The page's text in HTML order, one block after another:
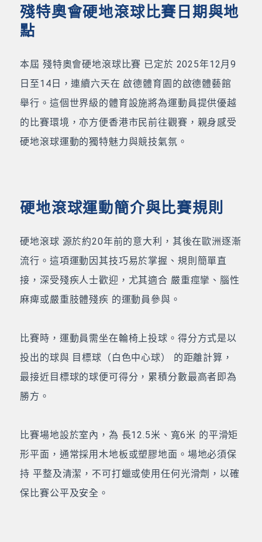
殘特奧會硬地滾球比賽日期與地
點
本屆 殘特奧會硬地滾球比賽 已定於 2025年12月9
日至14日，連續六天在 啟德體育園的啟德體藝館
舉行。這個世界級的體育設施將為運動員提供優越
的比賽環境，亦方便香港市民前往觀賽，親身感受
硬地滾球運動的獨特魅力與競技氣氛。
硬地滾球運動簡介與比賽規則
硬地滾球 源於約20年前的意大利，其後在歐洲逐漸
流行。這項運動因其技巧易於掌握、規則簡單直
接，深受殘疾人士歡迎，尤其適合 嚴重痙攣、腦性
麻痺或嚴重肢體殘疾 的運動員參與。
比賽時，運動員需坐在輪椅上投球。得分方式是以
投出的球與 目標球（白色中心球） 的距離計算，
最接近目標球的球便可得分，累積分數最高者即為
勝方。
比賽場地設於室內，為 長12.5米、寬6米 的平滑矩
形平面，通常採用木地板或塑膠地面。場地必須保
持 平整及清潔，不可打蠟或使用任何光滑劑，以確
保比賽公平及安全。